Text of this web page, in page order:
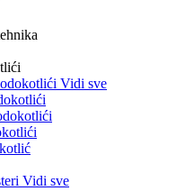
Vidi sve
Vidi sve